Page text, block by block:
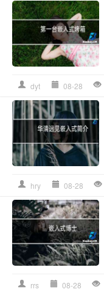
dyt 08-28
hry 08-28
rrs 08-28